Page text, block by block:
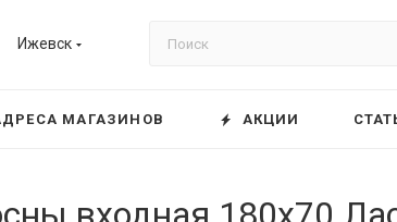
Ижевск
МАГАЗИНОВ АКЦИИ